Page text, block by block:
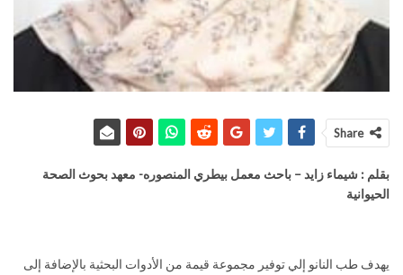
Share
بقلم : شيماء زايد – باحث معمل بيطري المنصوره- معهد بحوث الصحة
الحيوانية
يهدف طب النانو إلي توفير مجموعة قيمة من الأدوات البحثية بالإضافة إلى